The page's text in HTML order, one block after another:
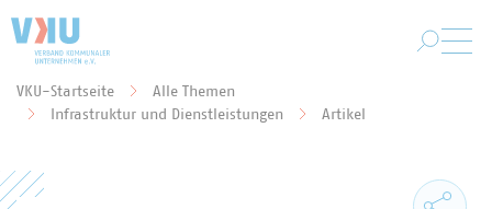
Sie befinden sich hier:
VKU-Startseite
Alle Themen
Infrastruktur und Dienstleistungen
Artikel